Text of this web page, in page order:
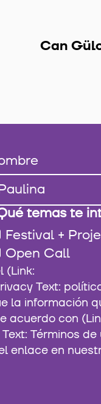
Can
temas te
Festival +
Open Call
Text:
la información
acuerdo con
Términos
enlace en